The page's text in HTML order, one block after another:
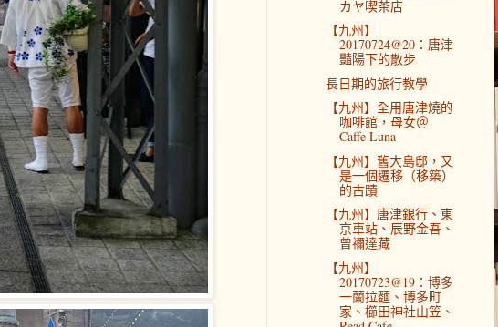
カヤ喫茶店
【九州】
20170724@20：唐津
豔陽下的散步
長日期的旅行教學
【九州】全用唐津燒的
咖啡館，母女＠
Caffe Luna
【九州】舊大島邸，又
是一個遷移（移築）
的古蹟
【九州】唐津銀行、東
京車站、辰野金吾、
曾禰達藏
【九州】
20170723@19：博多
一蘭拉麵、博多町
家、櫛田神社山笠、